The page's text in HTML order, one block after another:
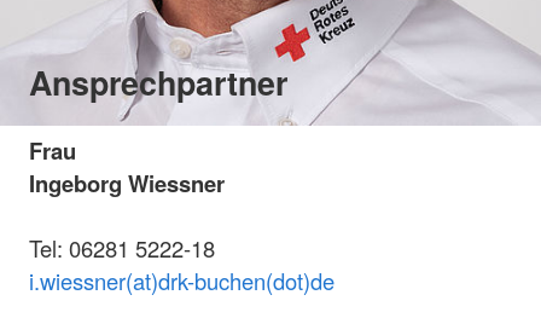
Ansprechpartner
Frau
Ingeborg Wiessner
Tel: 06281 5222-18
i.wiessner(at)drk-buchen(dot)de